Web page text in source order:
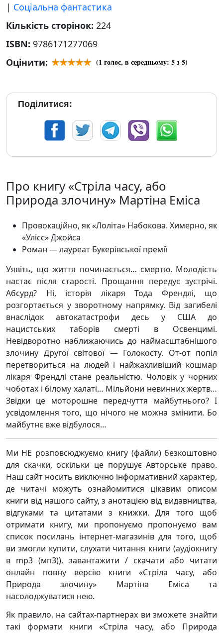
| Соціальна фантастика
Кількість сторінок: 224
ISBN: 9786171277069
Оцінити:
(1 голос, в середньому: 5з 5)
Поділитися:
Про книгу «Стріла часу, або
Природа злочину» Мартіна Еміса
Провокаційно, як «Лоліта» Набокова. Химерно, як
«Улісс» Джойса
Роман — лауреат Букерівської премії
Уявіть, що життя починається… смертю. Молодість
настає після старості. Прощання передує зустрічі.
Абсурд? Ні, історія лікаря Тода Френдлі, що
розгортається у зворотному напрямку. Від загибелі
внаслідок автокатастрофи десь у США до
нацистських таборів смерті в Освенцимі.
Невідворотно наближаючись до наймасштабнішого
злочину Другої світової — Голокосту. От-от попіл
перетвориться на людей і найжахливіший кошмар
лікаря Френдлі стане реальністю. Чоловік у чорних
чоботах і білому халаті… Мільйони невинних жертв…
Звідки це моторошне передчуття майбутнього? І
усвідомлення того, що нічого не можна змінити. Бо
майбутнє вже відбулося…
Ми НЕ розповсюджуємо книгу (файли) безкоштовно
для скачки, оскільки це порушує Авторське право.
Наш сайт носить виключно інформативний характер,
де читачі можуть ознайомитися цікавим описом
книги від нашого сайту, з анотацією від видавництва,
відгуками та цитатами з книжки. Для того щоб
отримати книгу, ми пропонуємо пропонуємо вам
список посилань інтернет-магазинів для того, щоб
ви змогли купити, слухати читання книги (аудіокнигу
в mp3 (мп3)), завантажити / скачати або читати
онлайн повну версію книги «Стріла часу, або
Природа злочину» Мартіна Еміса та
насолоджуватися нею.
Як правило, на сайтах-партнерах ви зможете знайти
такі формати книги «Стріла часу, або Природа